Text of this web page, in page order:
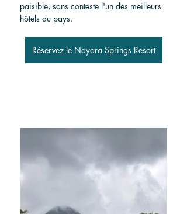
paisible, sans conteste l'un des meilleurs
hôtels du pays.
Réservez le Nayara Springs Resort